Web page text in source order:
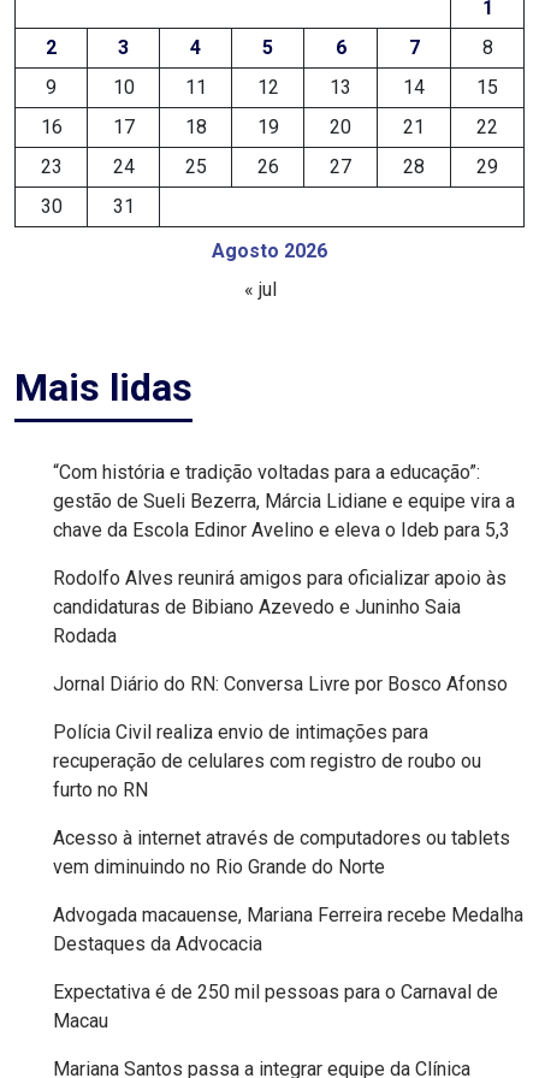
FPM
FUTEBOL
FUTSAL
FUTURO
EMPREGO
E
RENDA
GOVERNO
DO
RN
GUAMARÉ
HOMENAGEM
INCLUSÃO
INDEPENDÊNCIA
DO
BRASIL
Agosto 2026
1
2
3 4 5 6 7
8
9
10 11 12 13 14
15
16
17 18 19 20 21
22
23
24 25 26 27 28
29
30
31
« jul
Mais lidas
“Com história e tradição voltadas para a educação”:
gestão de Sueli Bezerra, Márcia Lidiane e equipe vira a
chave da Escola Edinor Avelino e eleva o Ideb para 5,3
Rodolfo Alves reunirá amigos para oficializar apoio às
candidaturas de Bibiano Azevedo e Juninho Saia
Rodada
Jornal Diário do RN: Conversa Livre por Bosco Afonso
Polícia Civil realiza envio de intimações para
recuperação de celulares com registro de roubo ou
furto no RN
Acesso à internet através de computadores ou tablets
vem diminuindo no Rio Grande do Norte
Advogada macauense, Mariana Ferreira recebe Medalha
Destaques da Advocacia
Expectativa é de 250 mil pessoas para o Carnaval de
Macau
Mariana Santos passa a integrar equipe da Clínica